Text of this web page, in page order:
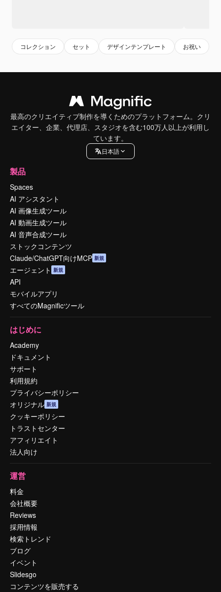
コレクション セット デザインテンプレート お祝い
最高のクリエイティブ制作を導くためのプラットフォーム。クリ
エイター、企業、代理店、スタジオを含む100万人以上が利用し
ています。
日本語
製品
Spaces
AI アシスタント
AI 画像生成ツール
AI 動画生成ツール
AI 音声合成ツール
ストックコンテンツ
Claude/ChatGPT向けMCP 新規
エージェント 新規
API
モバイルアプリ
すべてのMagnificツール
はじめに
Academy
ドキュメント
サポート
利用規約
プライバシーポリシー
オリジナル 新規
クッキーポリシー
トラストセンター
アフィリエイト
法人向け
運営
料金
会社概要
Reviews
採用情報
検索トレンド
ブログ
イベント
Slidesgo
コンテンツを販売する